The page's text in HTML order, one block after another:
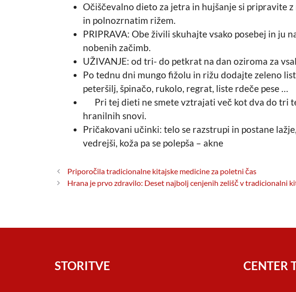
Očiščevalno dieto za jetra in hujšanje si pripravite
in polnozrnatim rižem.
PRIPRAVA: Obe živili skuhajte vsako posebej in ju
nobenih začimb.
UŽIVANJE: od tri- do petkrat na dan oziroma za
Po tednu dni mungo fižolu in rižu dodajte zeleno
peteršilj, špinačo, rukolo, regrat, liste rdeče pese …
Pri tej dieti ne smete vztrajati več kot dva do tri
hranilnih snovi.
Pričakovani učinki: telo se razstrupi in postane
vedrejši, koža pa se polepša – akne
Priporočila tradicionalne kitajske medicine za poletni čas
Hrana je prvo zdravilo: Deset najbolj cenjenih zelišč v tradicionalni
STORITVE CENTER